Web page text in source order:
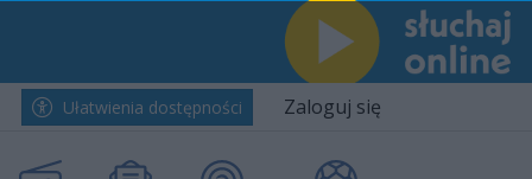
Ułatwienia dostępności Zaloguj się